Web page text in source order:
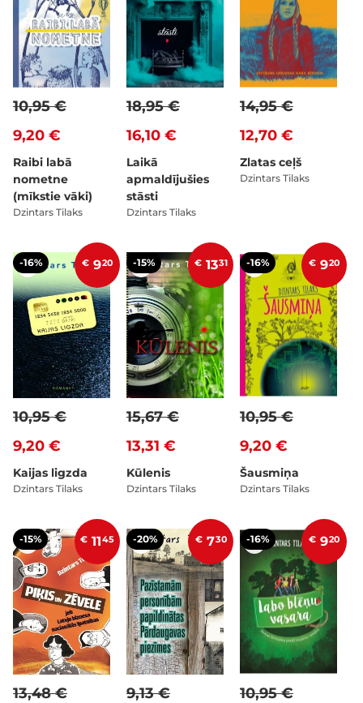
9,20 €
10,95 €
Raibi labā
nometne
(mīkstie vāki)
Dzintars Tilaks
16,10 €
18,95 €
Laikā
apmaldījušies
stāsti
Dzintars Tilaks
12,70 €
14,95 €
Zlatas ceļš
Dzintars Tilaks
-16% € 920
9,20 €
10,95 €
Kaijas ligzda
Dzintars Tilaks
-15% € 1331
13,31 €
15,67 €
Kūlenis
Dzintars Tilaks
-16% € 920
9,20 €
10,95 €
Šausmiņa
Dzintars Tilaks
-15% € 1145
13,48 €
-20% € 730
9,13 €
-16% € 920
10,95 €